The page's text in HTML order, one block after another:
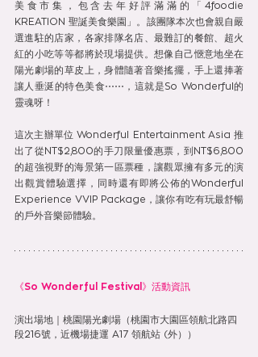
美食市集，包含去年好評滿滿的「4foodie
KREATION 聖誕美食樂園」。該團隊本次也會親自嚴
選進駐的店家，各家排隊名店、最難訂的餐館、超火
紅的小吃等等都將於現場提供。想像自己愜意地坐在
陽光劇場的草皮上，身體隨著音樂搖擺，手上還捧著
讓人垂涎的特色美食⋯⋯，這就是So Wonderful的
靈魂呀！
這次主辦單位 Wonderful Entertainment Asia 推
出了從NT$2,800的手刀限量優惠票，到NT$6,800
的超強視野的海景第一區票種，讓觀眾擁有多元的演
出觀賞體驗選擇，同時還有即將公佈的Wonderful
Experience VVIP Package，讓你有吃有玩最舒暢
的戶外音樂節體驗。
《So Wonderful Festival》活動資訊
演出場地｜桃園陽光劇場（桃園市大園區領航北路四
段216號，近機場捷運 A17 領航站 (外））